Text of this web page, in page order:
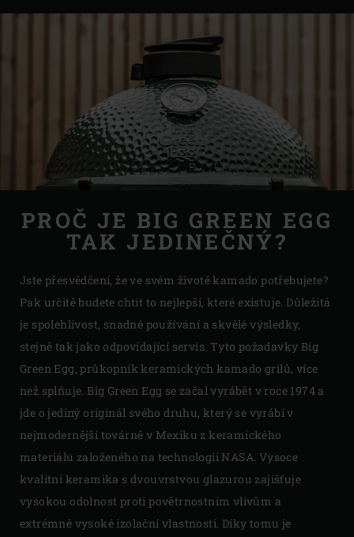
PROČ JE BIG GREEN EGG
TAK JEDINEČNÝ?
Jste přesvědčení, že ve svém životě kamado potřebujete?
Pak určitě budete chtít to nejlepší, které existuje. Důležitá
je spolehlivost, snadné používání a skvělé výsledky,
stejně tak jako odpovídající servis. Tyto požadavky Big
Green Egg, průkopník keramických kamado grilů, více
než splňuje. Big Green Egg se začal vyrábět v roce 1974 a
jde o jediný originál svého druhu, který se vyrábí v
nejmodernější továrně v Mexiku z keramického
materiálu založeného na technologii NASA. Vysoce
kvalitní keramika s dvouvrstvou glazurou zajišťuje
vysokou odolnost proti povětrnostním vlivům a
extrémně vysoké izolační vlastnosti. Díky tomu je